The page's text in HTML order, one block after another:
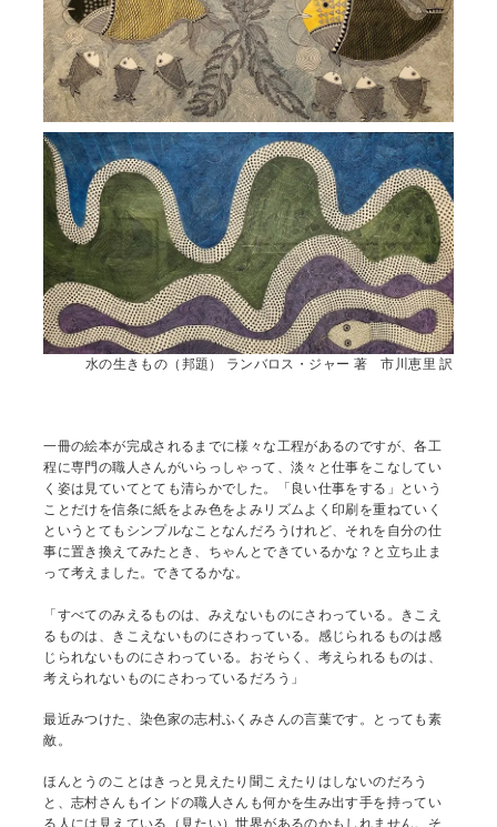
水の生きもの（邦題） ランバロス・ジャー 著 市川恵里 訳
一冊の絵本が完成されるまでに様々な工程があるのですが、各工
程に専門の職人さんがいらっしゃって、淡々と仕事をこなしてい
く姿は見ていてとても清らかでした。「良い仕事をする」という
ことだけを信条に紙をよみ色をよみリズムよく印刷を重ねていく
というとてもシンプルなことなんだろうけれど、それを自分の仕
事に置き換えてみたとき、ちゃんとできているかな？と立ち止ま
って考えました。できてるかな。
「すべてのみえるものは、みえないものにさわっている。きこえ
るものは、きこえないものにさわっている。感じられるものは感
じられないものにさわっている。おそらく、考えられるものは、
考えられないものにさわっているだろう」
最近みつけた、染色家の志村ふくみさんの言葉です。とっても素
敵。
ほんとうのことはきっと見えたり聞こえたりはしないのだろう
と、志村さんもインドの職人さんも何かを生み出す手を持ってい